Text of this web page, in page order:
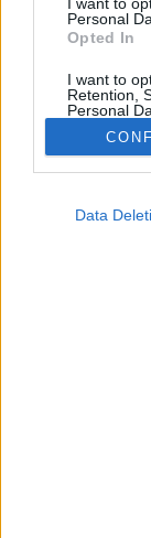
Personal
Opted In
I want to
Retention,
Personal
Purposes
Opted Out
Data